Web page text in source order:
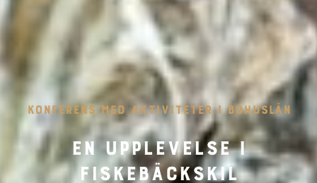
KONFERENS MED AKTIVITETER I BOHUSLÄN
En upplevelse i
Fiskebäckskil